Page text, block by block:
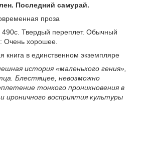
Последний самурай.
проза
490с. Твердый переплет. Обычный
Очень хорошее.
книга в единственном экземпляре
история «маленького гения»,
Блестящее, невозможно
тонкого проникновения в
ироничного восприятия культуры